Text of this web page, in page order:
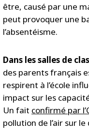
être, causé par une
peut provoquer une
l’absentéisme.
Dans les salles de
des parents français
respirent à l’école
impact sur les
Un fait confirmé par
pollution de l’air sur